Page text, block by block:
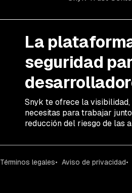
La
seguridad
Snyk te ofrece la
necesitas para trabajar
reducción del riesgo de las
Términos legales Aviso de privacidad